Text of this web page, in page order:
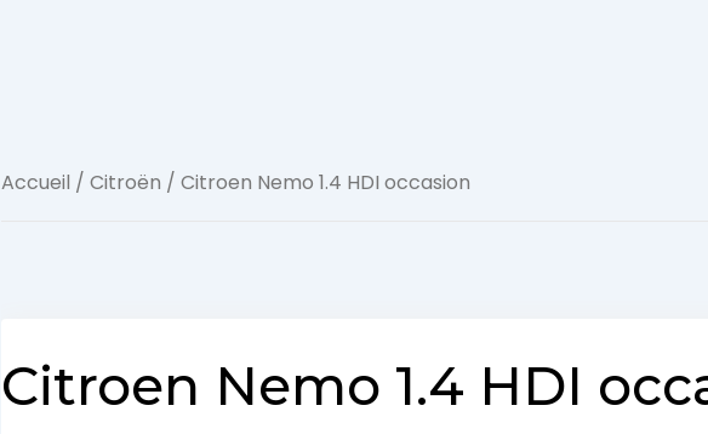
Roadster
Accueil / Citroën / Citroen Nemo 1.4 HDI occasion
Citroen Nemo 1.4 HDI